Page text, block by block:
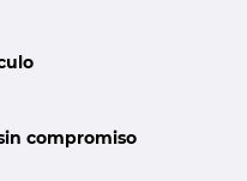
compromiso